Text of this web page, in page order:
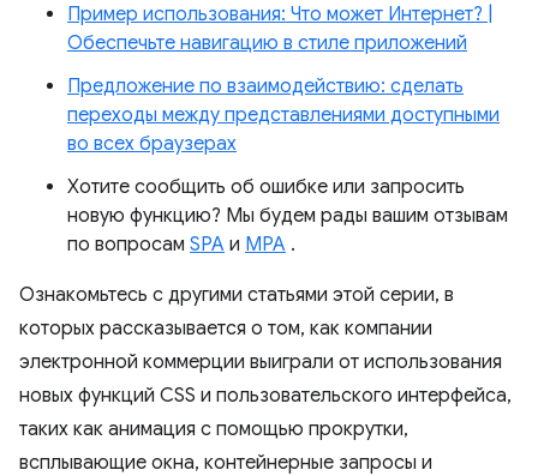
Пример использования: Что может Интернет? |
Обеспечьте навигацию в стиле приложений
Предложение по взаимодействию: сделать
переходы между представлениями доступными
во всех браузерах
Хотите сообщить об ошибке или запросить
новую функцию? Мы будем рады вашим отзывам
по вопросам SPA и MPA .
Ознакомьтесь с другими статьями этой серии, в
которых рассказывается о том, как компании
электронной коммерции выиграли от использования
новых функций CSS и пользовательского интерфейса,
таких как анимация с помощью прокрутки,
всплывающие окна, контейнерные запросы и